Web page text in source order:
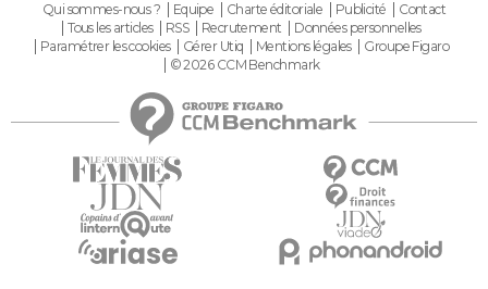
Qui sommes-nous ? Equipe Charte éditoriale Publicité
Contact
Tous les articles
RSS Recrutement
Données personnelles
Paramétrer les cookies
Gérer Utiq Mentions légales
Groupe Figaro
© 2026 CCM Benchmark